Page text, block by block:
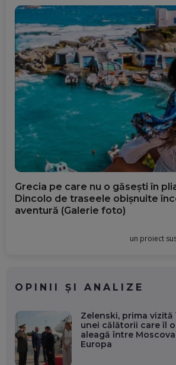
Grecia pe care nu o găsești în
Dincolo de traseele obișnuite
aventură (Galerie foto)
un proiect
OPINII ȘI ANALIZE
Zelenski, prima vizită
unei călătorii care îl
aleagă între
Europa